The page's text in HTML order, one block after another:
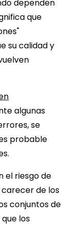
dependen
que
su calidad y
algunas
se
probable
el riesgo de
carecer de los
conjuntos de
los